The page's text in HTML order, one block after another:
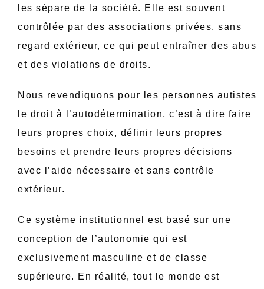
les sépare de la société. Elle est souvent
contrôlée par des associations privées, sans
regard extérieur, ce qui peut entraîner des abus
et des violations de droits.
Nous revendiquons pour les personnes autistes
le droit à l’autodétermination, c’est à dire faire
leurs propres choix, définir leurs propres
besoins et prendre leurs propres décisions
avec l’aide nécessaire et sans contrôle
extérieur.
Ce système institutionnel est basé sur une
conception de l’autonomie qui est
exclusivement masculine et de classe
supérieure. En réalité, tout le monde est